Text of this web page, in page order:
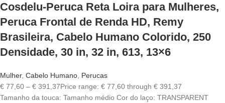
Cosdelu-Peruca Reta Loira para Mulheres,
Peruca Frontal de Renda HD, Remy
Brasileira, Cabelo Humano Colorido, 250
Densidade, 30 in, 32 in, 613, 13×6
Mulher, Cabelo Humano, Perucas
€ 77,60 – € 391,37Price range: € 77,60 through € 391,37
Tamanho da touca: Tamanho médio Cor do laço: TRANSPARENT